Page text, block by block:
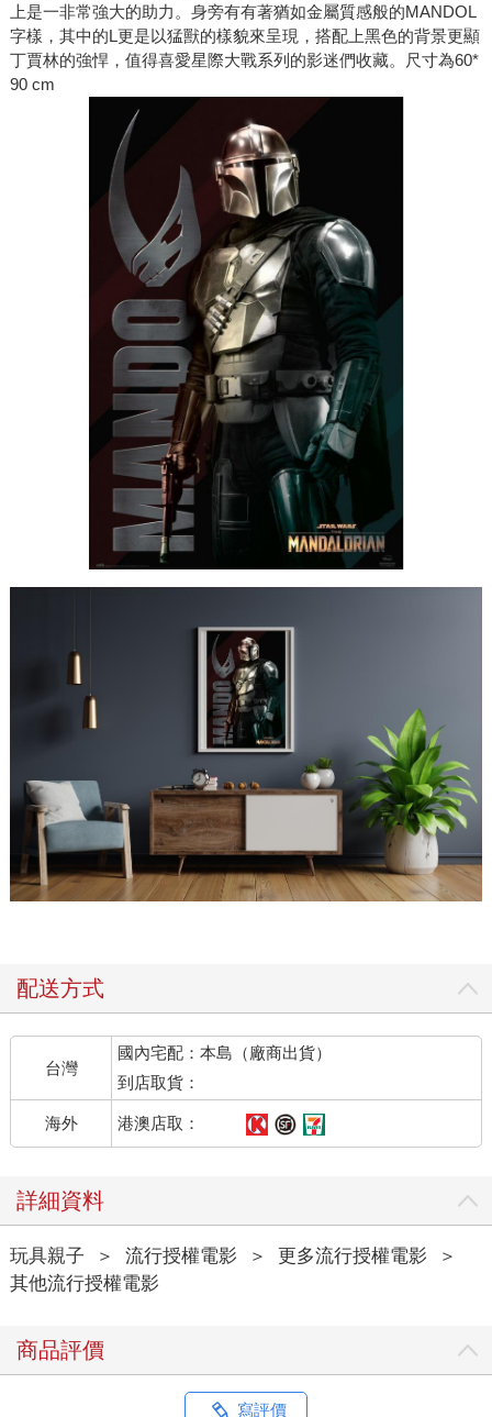
上是一非常強大的助力。身旁有有著猶如金屬質感般的MANDOL
字樣，其中的L更是以猛獸的樣貌來呈現，搭配上黑色的背景更顯
丁賈林的強悍，值得喜愛星際大戰系列的影迷們收藏。尺寸為60*
90 cm
配送方式
台灣
國內宅配：本島（廠商出貨）
到店取貨：
海外 港澳店取：
詳細資料
玩具親子 ＞ 流行授權電影 ＞ 更多流行授權電影
＞
其他流行授權電影
商品評價
寫評價